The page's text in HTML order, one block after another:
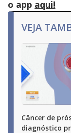
o app aqui!
VEJA
Câncer de
diagnóstico